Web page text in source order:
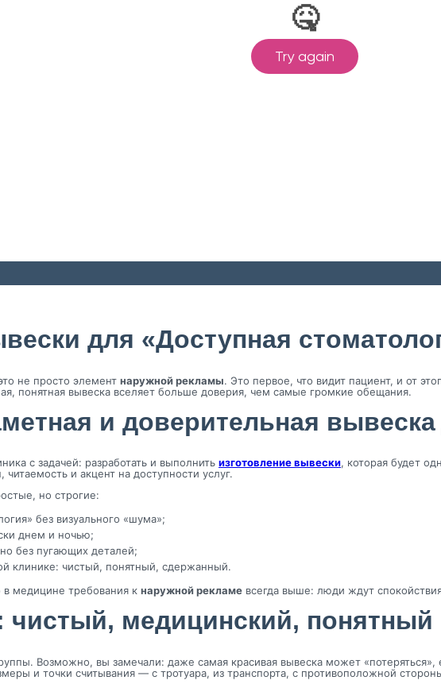
для «Доступная
не просто элемент наружной рекламы. Это первое, что видит пациент, и от
понятная вывеска вселяет больше доверия, чем самые громкие обещания.
и доверительная
с задачей: разработать и выполнить изготовление вывески, которая будет
и акцент на доступности услуг.
но строгие:
без визуального «шума»;
днем и ночью;
без пугающих деталей;
клинике: чистый, понятный, сдержанный.
в медицине требования к наружной рекламе всегда выше: люди ждут
чистый, медицинский, понятный
Возможно, вы замечали: даже самая красивая вывеска может
и точки считывания — с тротуара, из транспорта, с противоположной